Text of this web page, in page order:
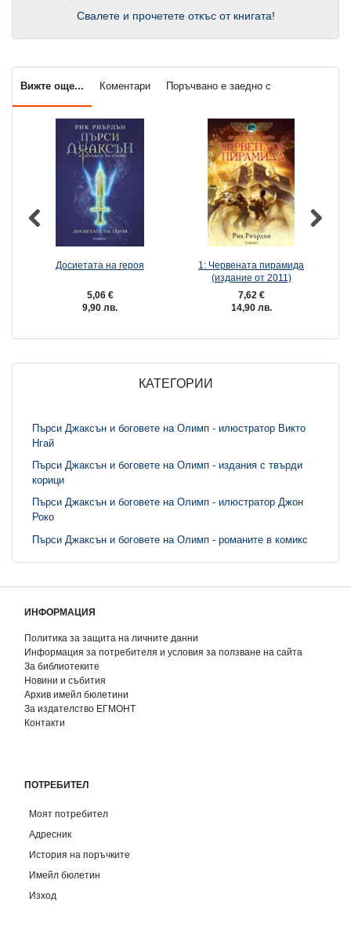
Свалете и прочетете откъс от книгата!
Вижте още... Коментари Поръчвано е заедно с
Досиетата на героя
5,06 €
9,90 лв.
1: Червената пирамида
(издание от 2011)
7,62 €
14,90 лв.
КАТЕГОРИИ
Пърси Джаксън и боговете на Олимп - илюстратор Викто
Нгай
Пърси Джаксън и боговете на Олимп - издания с твърди
корици
Пърси Джаксън и боговете на Олимп - илюстратор Джон
Роко
Пърси Джаксън и боговете на Олимп - романите в комикс
ИНФОРМАЦИЯ
Политика за защита на личните данни
Информация за потребителя и условия за ползване на сайта
За библиотеките
Новини и събития
Архив имейл бюлетини
За издателство ЕГМОНТ
Контакти
ПОТРЕБИТЕЛ
Моят потребител
Адресник
История на поръчките
Имейл бюлетин
Изход